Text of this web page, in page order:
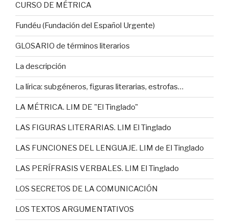
CURSO DE MÉTRICA
Fundéu (Fundación del Español Urgente)
GLOSARIO de términos literarios
La descripción
La lírica: subgéneros, figuras literarias, estrofas…
LA MÉTRICA. LIM DE "El Tinglado"
LAS FIGURAS LITERARIAS. LIM El Tinglado
LAS FUNCIONES DEL LENGUAJE. LIM de El Tinglado
LAS PERÍFRASIS VERBALES. LIM El Tinglado
LOS SECRETOS DE LA COMUNICACIÓN
LOS TEXTOS ARGUMENTATIVOS